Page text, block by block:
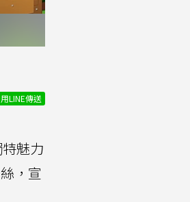
用LINE傳送
魅力
，宣